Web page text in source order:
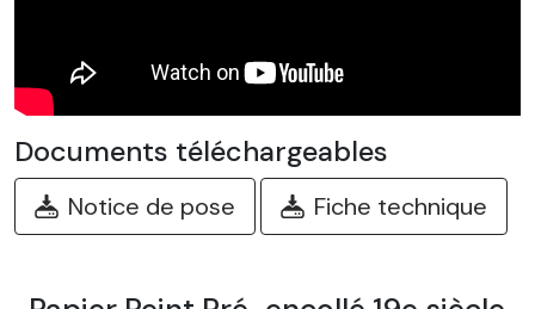
Documents téléchargeables
Notice de pose Fiche technique